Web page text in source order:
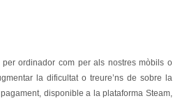
ordinador com per als nostres mòbils o
la dificultat o treure’ns de sobre la
disponible a la plataforma Steam,